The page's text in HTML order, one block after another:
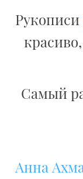
Рукописи
Самый
Анна